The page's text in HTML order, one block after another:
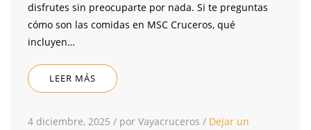
disfrutes sin preocuparte por nada. Si te preguntas
cómo son las comidas en MSC Cruceros, qué
incluyen…
LEER MÁS
4 diciembre, 2025 / por Vayacruceros / Dejar un